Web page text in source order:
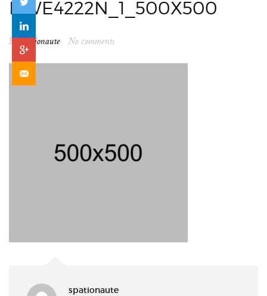
DWE4222N_1_500X500
By spationaute No comments
spationaute